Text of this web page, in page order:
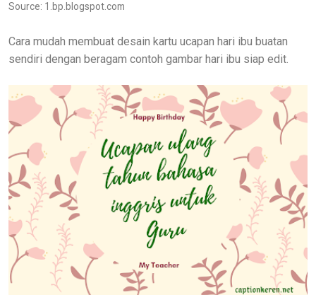
Source: 1.bp.blogspot.com
Cara mudah membuat desain kartu ucapan hari ibu buatan
sendiri dengan beragam contoh gambar hari ibu siap edit.